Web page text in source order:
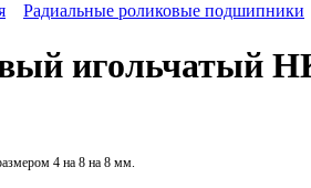
Радиальные роликовые подшипники
игольчатый
4 на 8 на 8 мм.